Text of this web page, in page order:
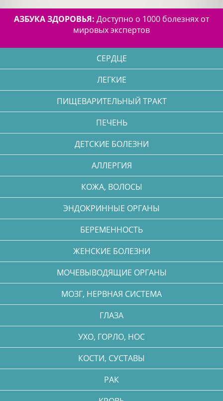
АЗБУКА ЗДОРОВЬЯ: Доступно о 1000 болезнях от
мировых экспертов
СЕРДЦЕ
ЛЕГКИЕ
ПИЩЕВАРИТЕЛЬНЫЙ ТРАКТ
ПЕЧЕНЬ
ДЕТСКИЕ БОЛЕЗНИ
АЛЛЕРГИЯ
КОЖА, ВОЛОСЫ
ЭНДОКРИННЫЕ ОРГАНЫ
БЕРЕМЕННОСТЬ
ЖЕНСКИЕ БОЛЕЗНИ
МОЧЕВЫВОДЯЩИЕ ОРГАНЫ
МОЗГ, НЕРВНАЯ СИСТЕМА
ГЛАЗА
УХО, ГОРЛО, НОС
КОСТИ, СУСТАВЫ
РАК